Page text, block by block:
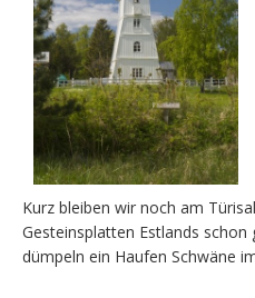
Kurz bleiben wir noch am
Gesteinsplatten Estlands
dümpeln ein Haufen Schwäne